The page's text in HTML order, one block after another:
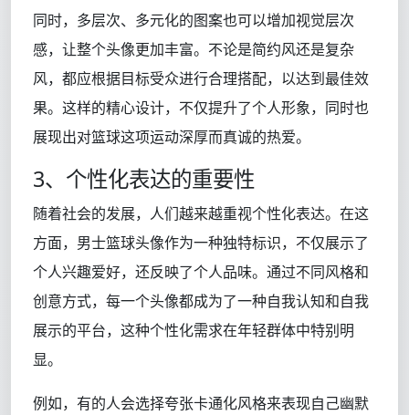
同时，多层次、多元化的图案也可以增加视觉层次
感，让整个头像更加丰富。不论是简约风还是复杂
风，都应根据目标受众进行合理搭配，以达到最佳效
果。这样的精心设计，不仅提升了个人形象，同时也
展现出对篮球这项运动深厚而真诚的热爱。
3、个性化表达的重要性
随着社会的发展，人们越来越重视个性化表达。在这
方面，男士篮球头像作为一种独特标识，不仅展示了
个人兴趣爱好，还反映了个人品味。通过不同风格和
创意方式，每一个头像都成为了一种自我认知和自我
展示的平台，这种个性化需求在年轻群体中特别明
显。
例如，有的人会选择夸张卡通化风格来表现自己幽默